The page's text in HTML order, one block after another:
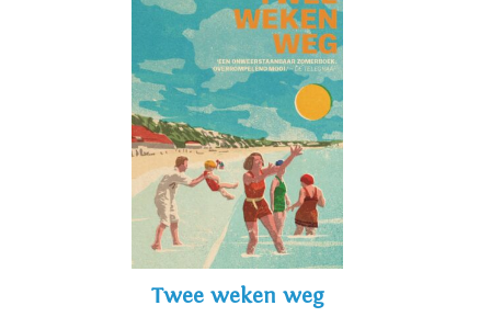
Twee weken weg